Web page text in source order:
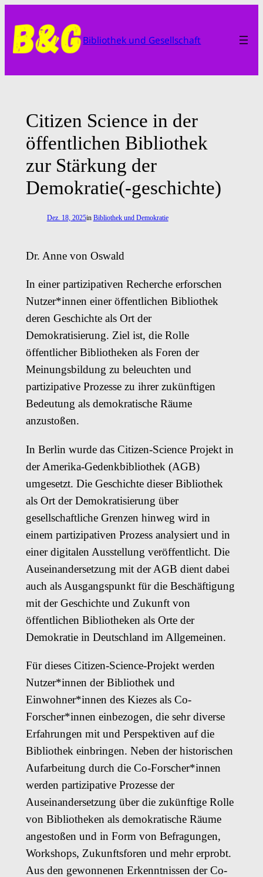
Inhalt
springen
Bibliothek und Gesellschaft
Citizen Science in der
öffentlichen Bibliothek
zur Stärkung der
Demokratie(-geschichte)
Dez. 18, 2025in Bibliothek und Demokratie
Dr. Anne von Oswald
In einer partizipativen Recherche erforschen
Nutzer*innen einer öffentlichen Bibliothek
deren Geschichte als Ort der
Demokratisierung. Ziel ist, die Rolle
öffentlicher Bibliotheken als Foren der
Meinungsbildung zu beleuchten und
partizipative Prozesse zu ihrer zukünftigen
Bedeutung als demokratische Räume
anzustoßen.
In Berlin wurde das Citizen-Science Projekt in
der Amerika-Gedenkbibliothek (AGB)
umgesetzt. Die Geschichte dieser Bibliothek
als Ort der Demokratisierung über
gesellschaftliche Grenzen hinweg wird in
einem partizipativen Prozess analysiert und in
einer digitalen Ausstellung veröffentlicht. Die
Auseinandersetzung mit der AGB dient dabei
auch als Ausgangspunkt für die Beschäftigung
mit der Geschichte und Zukunft von
öffentlichen Bibliotheken als Orte der
Demokratie in Deutschland im Allgemeinen.
Für dieses Citizen-Science-Projekt werden
Nutzer*innen der Bibliothek und
Einwohner*innen des Kiezes als Co-
Forscher*innen einbezogen, die sehr diverse
Erfahrungen mit und Perspektiven auf die
Bibliothek einbringen. Neben der historischen
Aufarbeitung durch die Co-Forscher*innen
werden partizipative Prozesse der
Auseinandersetzung über die zukünftige Rolle
von Bibliotheken als demokratische Räume
angestoßen und in Form von Befragungen,
Workshops, Zukunftsforen und mehr erprobt.
Aus den gewonnenen Erkenntnissen der Co-